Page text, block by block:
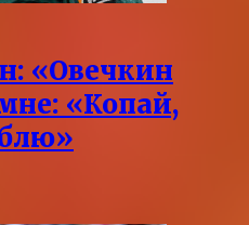
«Овечкин
«Копай,